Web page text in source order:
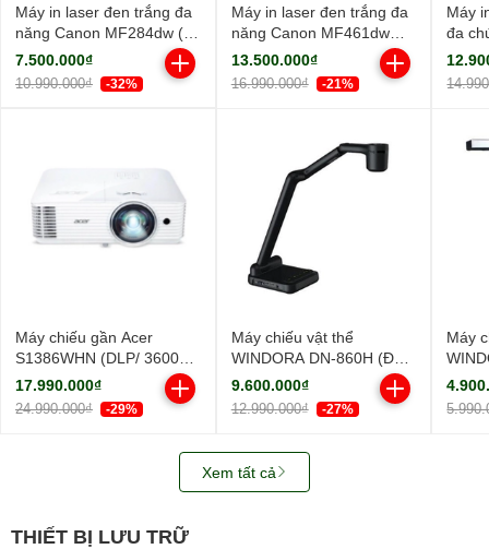
Máy in laser đen trắng đa
năng Canon MF284dw (In
đảo mặt| Copy| Scan| ADF
A4| A5| USB| LAN| WIFI)
7.500.000₫
10.990.000₫ -32%
Máy in laser đen trắng đa
năng Canon MF461dw
(NK)
13.500.000₫
16.990.000₫ -21%
Máy
đa
Máy chiếu gần Acer
S1386WHN (DLP/ 3600
Ansi Lumens/ WXGA)
17.990.000₫
24.990.000₫ -29%
Máy chiếu vật thể
WINDORA DN-860H (Độ
sáng sắc nét/ Full HD)
9.600.000₫
12.990.000₫ -27%
Máy
sáng
Xem tất cả
THIẾT BỊ LƯU TRỮ